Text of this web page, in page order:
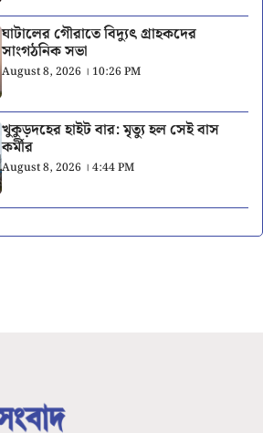
ঘাটালের গৌরাতে বিদ্যুৎ গ্রাহকদের
সাংগঠনিক সভা
August 8, 2026 । 10:26 PM
খুকুড়দহের হাইট বার: মৃত্যু হল সেই বাস
কর্মীর
August 8, 2026 । 4:44 PM